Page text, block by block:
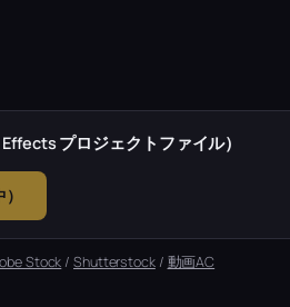
プロジェクトファイル）
Stock /Shutterstock/ 動画AC